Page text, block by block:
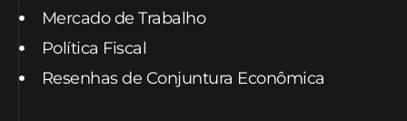
Mercado de Trabalho
Política Fiscal
Resenhas de Conjuntura Econômica